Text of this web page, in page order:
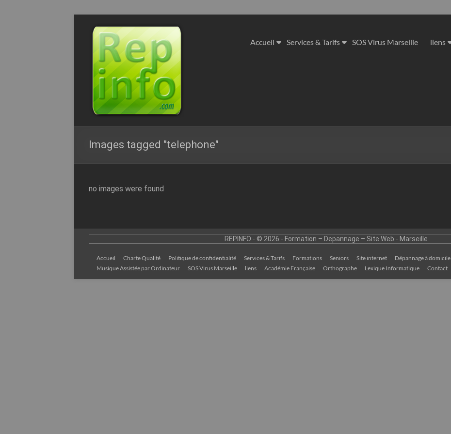
contenuRepinfo.com
–
Formation
–
Depannage
–
Internet
l’Informatique
Simplement
Accueil Services & Tarifs SOS Virus Marseille liens
Images tagged "telephone"
no images were found
REPINFO - © 2026 - Formation – Depannage – Site Web - Marseille
Accueil Charte Qualité Politique de confidentialité Services & Tarifs Formations Seniors Site internet Dépannage à domicile
Musique Assistée par Ordinateur
SOS Virus Marseille liens Académie Française Orthographe Lexique Informatique Contact